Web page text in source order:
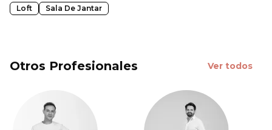
Loft Sala De Jantar
Otros Profesionales Ver todos